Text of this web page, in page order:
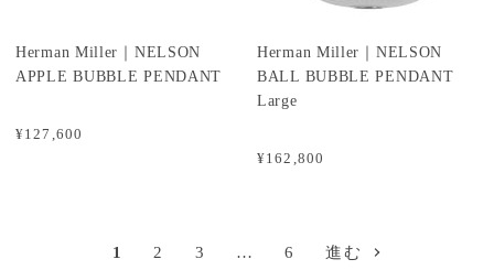
¥127,600
Herman Miller｜NELSON
APPLE BUBBLE PENDANT
¥162,800
Herman Miller｜NELSON
BALL BUBBLE PENDANT
Large
1 2 3 … 6 進む